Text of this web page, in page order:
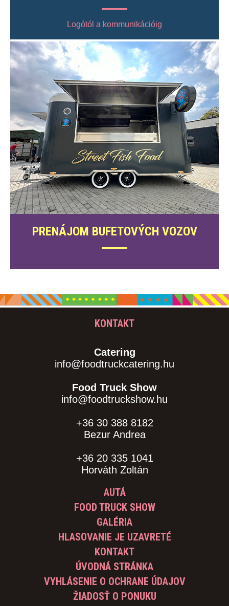
Logótól a kommunikációig
PRENÁJOM BUFETOVÝCH VOZOV
KONTAKT
Catering
info@foodtruckcatering.hu
Food Truck Show
info@foodtruckshow.hu
+36 30 388 8182
Bezur Andrea
+36 20 335 1041
Horváth Zoltán
AUTÁ
FOOD TRUCK SHOW
GALÉRIA
HLASOVANIE JE UZAVRETÉ
KONTAKT
ÚVODNÁ STRÁNKA
VYHLÁSENIE O OCHRANE ÚDAJOV
ŽIADOSŤ O PONUKU